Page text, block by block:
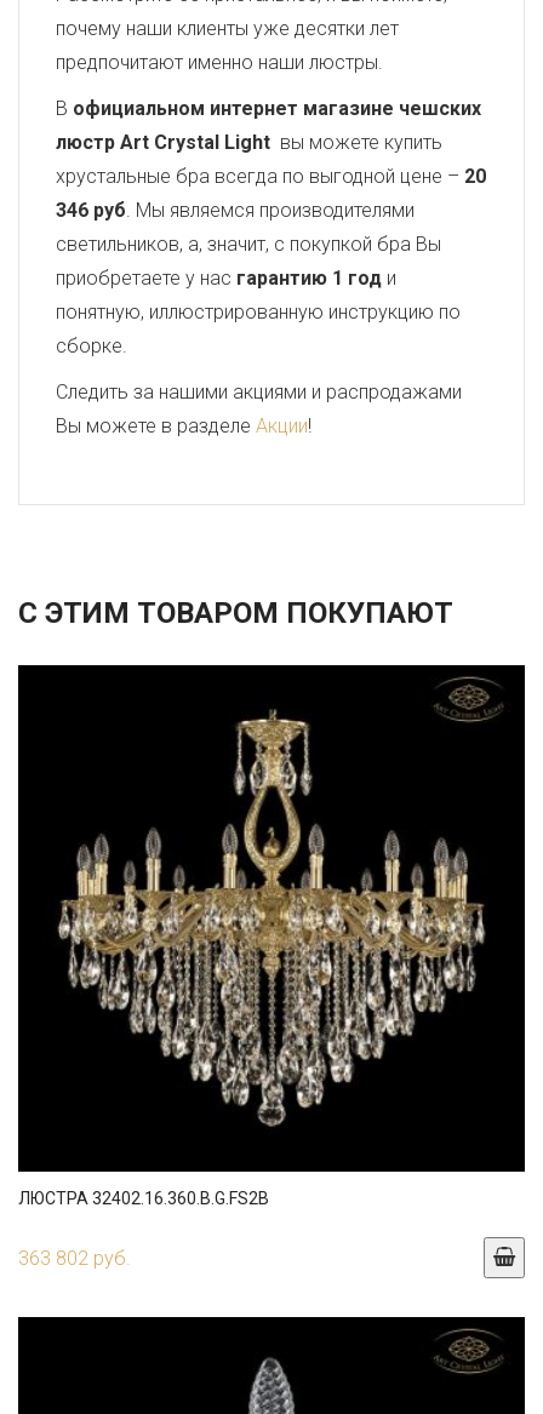
почему наши клиенты уже десятки лет
предпочитают именно наши люстры.
В официальном интернет магазине чешских
люстр Art Crystal Light вы можете купить
хрустальные бра всегда по выгодной цене – 20
346 руб. Мы являемся производителями
светильников, а, значит, с покупкой бра Вы
приобретаете у нас гарантию 1 год и
понятную, иллюстрированную инструкцию по
сборке.
Следить за нашими акциями и распродажами
Вы можете в разделе Акции!
С ЭТИМ ТОВАРОМ ПОКУПАЮТ
ЛЮСТРА 32402.16.360.B.G.FS2B
363 802 руб.